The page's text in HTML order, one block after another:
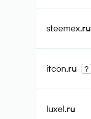
steemex.ru
ifcon.ru ?
luxel.ru